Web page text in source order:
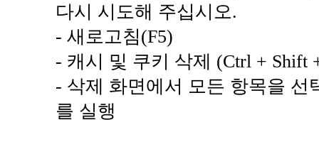
다시 시도해 주십시오.
- 새로고침(F5)
- 캐시 및 쿠키 삭제 (Ctrl + Shift
- 삭제 화면에서 모든 항목을 선
를 실행